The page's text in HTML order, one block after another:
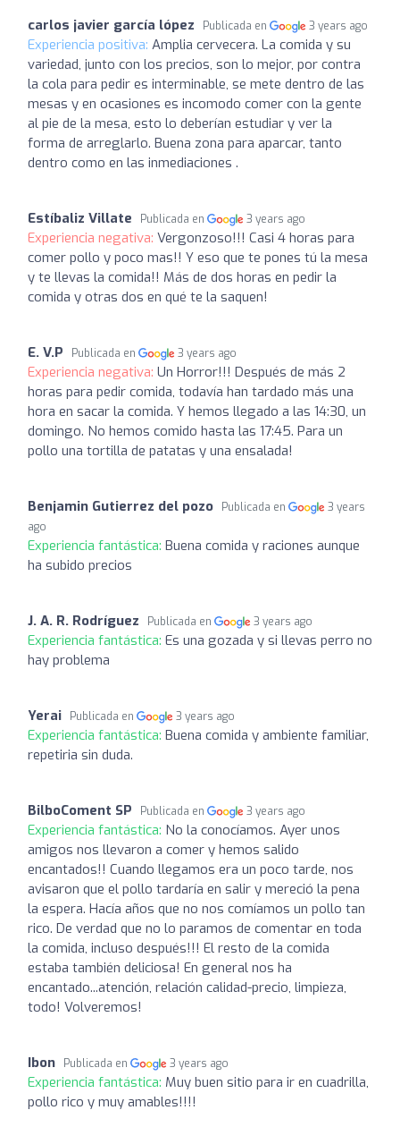
carlos javier garcía lópez Publicada en 3 years ago
Experiencia positiva: Amplia cervecera. La comida y su
variedad, junto con los precios, son lo mejor, por contra
la cola para pedir es interminable, se mete dentro de las
mesas y en ocasiones es incomodo comer con la gente
al pie de la mesa, esto lo deberían estudiar y ver la
forma de arreglarlo. Buena zona para aparcar, tanto
dentro como en las inmediaciones .
Estíbaliz Villate Publicada en 3 years ago
Experiencia negativa: Vergonzoso!!! Casi 4 horas para
comer pollo y poco mas!! Y eso que te pones tú la mesa
y te llevas la comida!! Más de dos horas en pedir la
comida y otras dos en qué te la saquen!
E. V.P Publicada en 3 years ago
Experiencia negativa: Un Horror!!! Después de más 2
horas para pedir comida, todavía han tardado más una
hora en sacar la comida. Y hemos llegado a las 14:30, un
domingo. No hemos comido hasta las 17:45. Para un
pollo una tortilla de patatas y una ensalada!
Benjamin Gutierrez del pozo Publicada en
3 years
ago
Experiencia fantástica: Buena comida y raciones aunque
ha subido precios
J. A. R. Rodríguez Publicada en 3 years ago
Experiencia fantástica: Es una gozada y si llevas perro no
hay problema
Yerai Publicada en 3 years ago
Experiencia fantástica: Buena comida y ambiente familiar,
repetiria sin duda.
BilboComent SP Publicada en 3 years ago
Experiencia fantástica: No la conocíamos. Ayer unos
amigos nos llevaron a comer y hemos salido
encantados!! Cuando llegamos era un poco tarde, nos
avisaron que el pollo tardaría en salir y mereció la pena
la espera. Hacía años que no nos comíamos un pollo tan
rico. De verdad que no lo paramos de comentar en toda
la comida, incluso después!!! El resto de la comida
estaba también deliciosa! En general nos ha
encantado...atención, relación calidad-precio, limpieza,
todo! Volveremos!
Ibon Publicada en 3 years ago
Experiencia fantástica: Muy buen sitio para ir en cuadrilla,
pollo rico y muy amables!!!!